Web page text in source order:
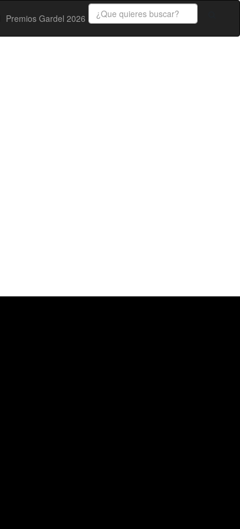
Premios Gardel 2026